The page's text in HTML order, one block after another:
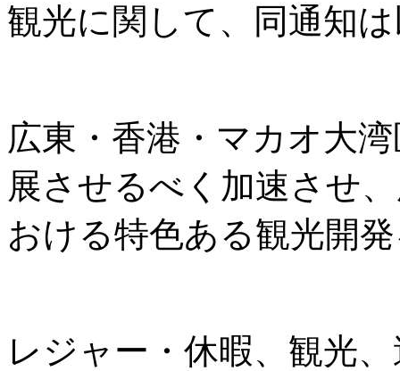
観光に関して、同通知
広東・香港・マカオ大
展させるべく加速させ
おける特色ある観光開
レジャー・休暇、観光